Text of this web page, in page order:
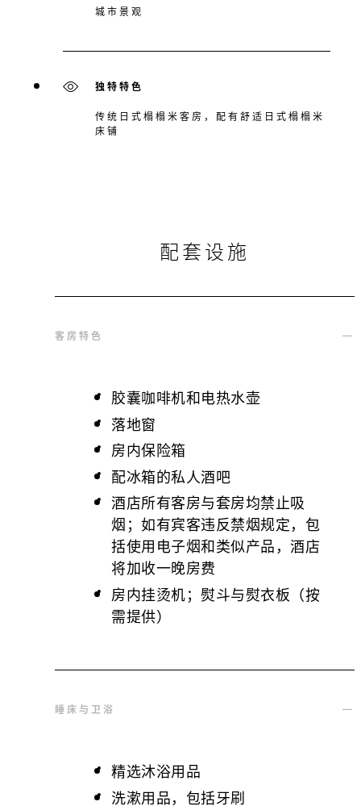
城市景观
独特特色
传统日式榻榻米客房，配有舒适日式榻榻米
床铺
配套设施
客房特色
胶囊咖啡机和电热水壶
落地窗
房内保险箱
配冰箱的私人酒吧
酒店所有客房与套房均禁止吸
烟；如有宾客违反禁烟规定，包
括使用电子烟和类似产品，酒店
将加收一晚房费
房内挂烫机；熨斗与熨衣板（按
需提供）
睡床与卫浴
精选沐浴用品
洗漱用品，包括牙刷